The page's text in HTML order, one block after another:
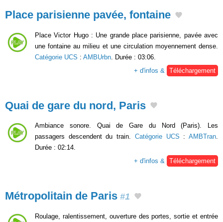
Place parisienne pavée, fontaine
Place Victor Hugo : Une grande place parisienne, pavée avec
une fontaine au milieu et une circulation moyennement dense.
Catégorie UCS : AMBUrbn . Durée : 03:06.
+ d'infos &
Téléchargement
Quai de gare du nord, Paris
Ambiance sonore. Quai de Gare du Nord (Paris). Les
passagers descendent du train. Catégorie UCS :AMBTran.
Durée : 02:14.
+ d'infos & Téléchargement
Métropolitain de Paris #1
Roulage, ralentissement, ouverture des portes, sortie et entrée